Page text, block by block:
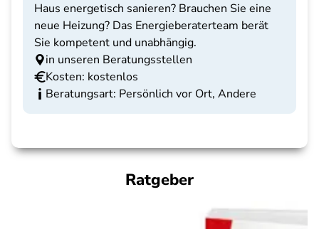
Haus energetisch sanieren? Brauchen Sie eine
neue Heizung? Das Energieberaterteam berät
Sie kompetent und unabhängig.
in unseren Beratungsstellen
Kosten: kostenlos
Beratungsart: Persönlich vor Ort, Andere
Ratgeber